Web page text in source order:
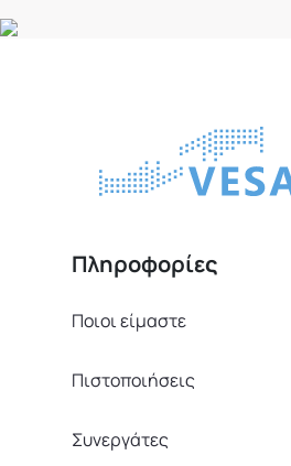
Πληροφορίες
Ποιοι είμαστε
Πιστοποιήσεις
Συνεργάτες